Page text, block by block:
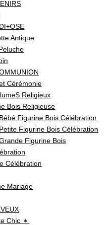
Antique
Cérémonie
Religieux
Bois Religieuse
Bébé Figurine Bois Célébration
Petite Figurine Bois Célébration
Figurine Bois
Célébration
Mariage
Chic 👧